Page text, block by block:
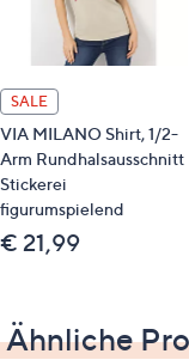
Pflege
30-Grad-
SALE
VIA MILANO Shirt, 1/2-
Arm Rundhalsausschnitt
Stickerei
figurumspielend
€ 21,99
Ähnliche